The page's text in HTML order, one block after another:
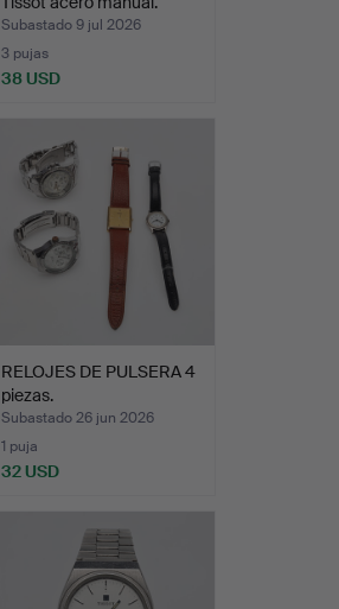
Subastado 9 jul 2026
3 pujas
38 USD
RELOJES DE PULSERA 4
piezas.
Subastado 26 jun 2026
1 puja
32 USD